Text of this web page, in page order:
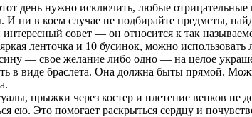
день нужно исключить, любые
ни в коем случае не подбирайте предметы,
совет — он относится к так
ленточка и 10 бусинок, можно
— свое желание либо одно — на целое
в виде браслета. Она должна быты прямой.
прыжки через костер и плетение венков не
ею. Это помогает раскрыться сердцу и